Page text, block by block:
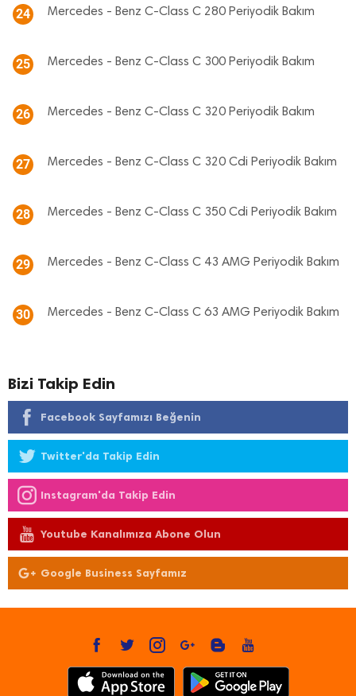
24 Mercedes - Benz C-Class C 280 Periyodik Bakım
25 Mercedes - Benz C-Class C 300 Periyodik Bakım
26 Mercedes - Benz C-Class C 320 Periyodik Bakım
27 Mercedes - Benz C-Class C 320 Cdi Periyodik Bakım
28 Mercedes - Benz C-Class C 350 Cdi Periyodik Bakım
29 Mercedes - Benz C-Class C 43 AMG Periyodik Bakım
30 Mercedes - Benz C-Class C 63 AMG Periyodik Bakım
Bizi Takip Edin
Facebook Sayfamızı Beğenin
Twitter'da Takip Edin
Instagram'da Takip Edin
Youtube Kanalımıza Abone Olun
Google Business Sayfamız